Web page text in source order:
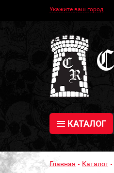
Укажите ваш город
КАТАЛОГ
Главная Каталог